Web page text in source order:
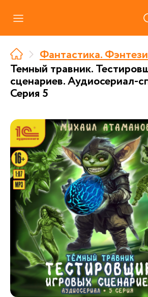
Где купить
Про аудиокниги
Партнерам
Фантастика. Фэнтези
Темный травник.
сценариев. Аудиосериал-
Серия 5